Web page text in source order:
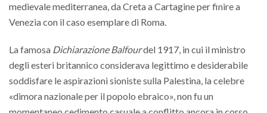
medievale mediterranea, da Creta a Cartagine per finire a
Venezia con il caso esemplare di Roma.
La famosa Dichiarazione Balfourdel 1917, in cui il ministro
degli esteri britannico considerava legittimo e desiderabile
soddisfare le aspirazioni sioniste sulla Palestina, la celebre
«dimora nazionale per il popolo ebraico», non fu un